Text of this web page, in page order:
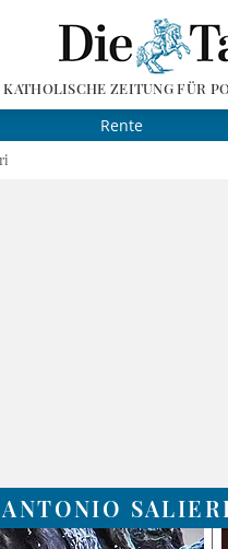
KATHOLISCHE ZEITUNG FÜR
Rente